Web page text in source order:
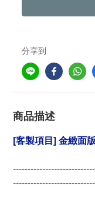
分享到
商品描述
[客製項目] 金緻面版